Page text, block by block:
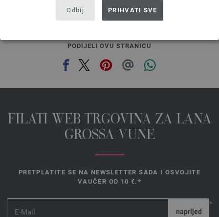
Odbij PRIHVATI SVE
PODIJELI OVU STRANICU
FILATI WEB TRGOVINA ZA LANA
GROSSA VUNE
PRETPLATITE SE NA NEWSLETTER SADA I OSVOJITE
VAUČER OD 10 €.*
*